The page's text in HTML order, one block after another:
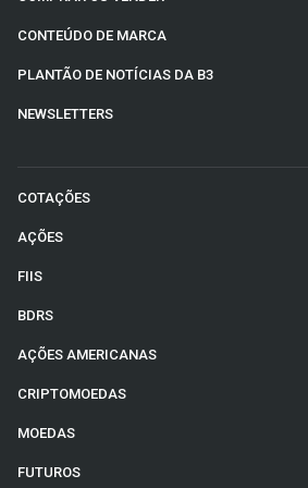
CONTEÚDO DE MARCA
PLANTÃO DE NOTÍCIAS DA B3
NEWSLETTERS
COTAÇÕES
AÇÕES
FIIS
BDRS
AÇÕES AMERICANAS
CRIPTOMOEDAS
MOEDAS
FUTUROS